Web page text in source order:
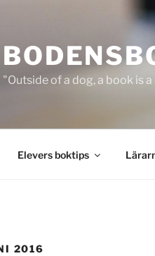
"Outside of a dog, a book is
Elevers boktips
2016